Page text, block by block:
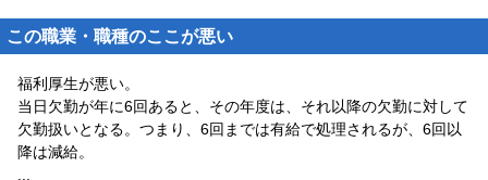
この職業・職種のここが悪い
福利厚生が悪い。
当日欠勤が年に6回あると、その年度は、それ以降の欠勤に対して
欠勤扱いとなる。つまり、6回までは有給で処理されるが、6回以
降は減給。